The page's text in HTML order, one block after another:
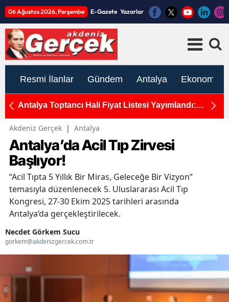
06 Ağustos 2026, Perşembe E-Gazete Yazarlar
Resmi İlanlar Gündem Antalya Ekonomi
Antalya Toptancı Hali Fiyat Listesi Yayımlandı:
Akdeniz Gerçek | Antalya
Antalya’da Acil Tıp Zirvesi
Başlıyor!
“Acil Tıpta 5 Yıllık Bir Miras, Geleceğe Bir Vizyon”
temasıyla düzenlenecek 5. Uluslararası Acil Tıp
Kongresi, 27-30 Ekim 2025 tarihleri arasında
Antalya’da gerçekleştirilecek.
Necdet Görkem Sucu
gorkem@akdenizgercek.com.tr